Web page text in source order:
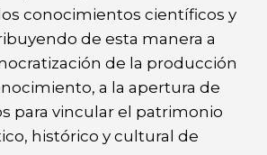
conocimientos científicos y
de esta manera a
de la producción
a la apertura de
para vincular el patrimonio
histórico y cultural de